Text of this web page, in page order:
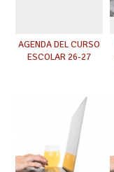
AGENDA DEL CURSO
ESCOLAR 26-27